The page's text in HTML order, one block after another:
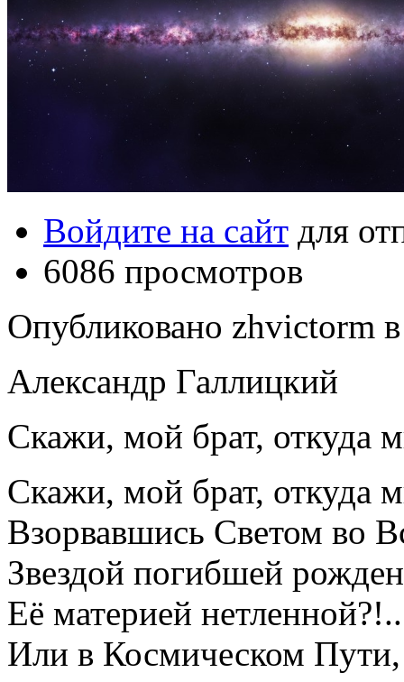
Войдите на сайт для
6086 просмотров
Опубликовано zhvictorm
Александр Галлицкий
Скажи, мой брат, откуда
Скажи, мой брат, откуда
Взорвавшись Светом во
Звездой погибшей
Её материей нетленной?!..
Или в Космическом Пути,